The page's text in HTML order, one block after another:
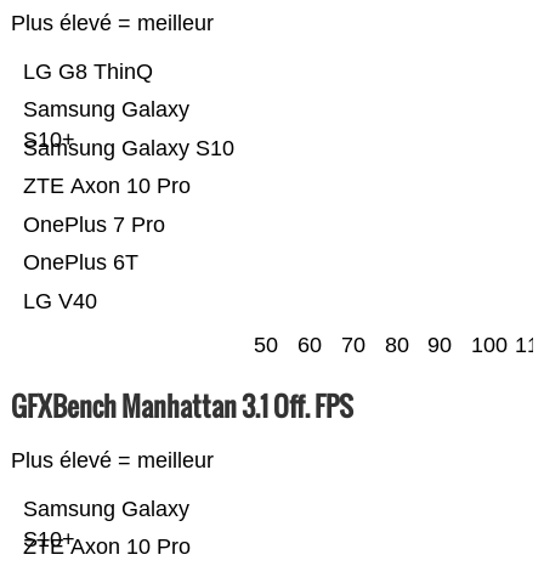
Plus élevé = meilleur
LG V40
OnePlus 6T
OnePlus 7 Pro
ZTE Axon 10 Pro
Samsung Galaxy S10
Samsung Galaxy
S10+
LG G8 ThinQ
50 60 70 80 90 100
GFXBench Manhattan 3.1 Off. FPS
Plus élevé = meilleur
ZTE Axon 10 Pro
Samsung Galaxy
S10+